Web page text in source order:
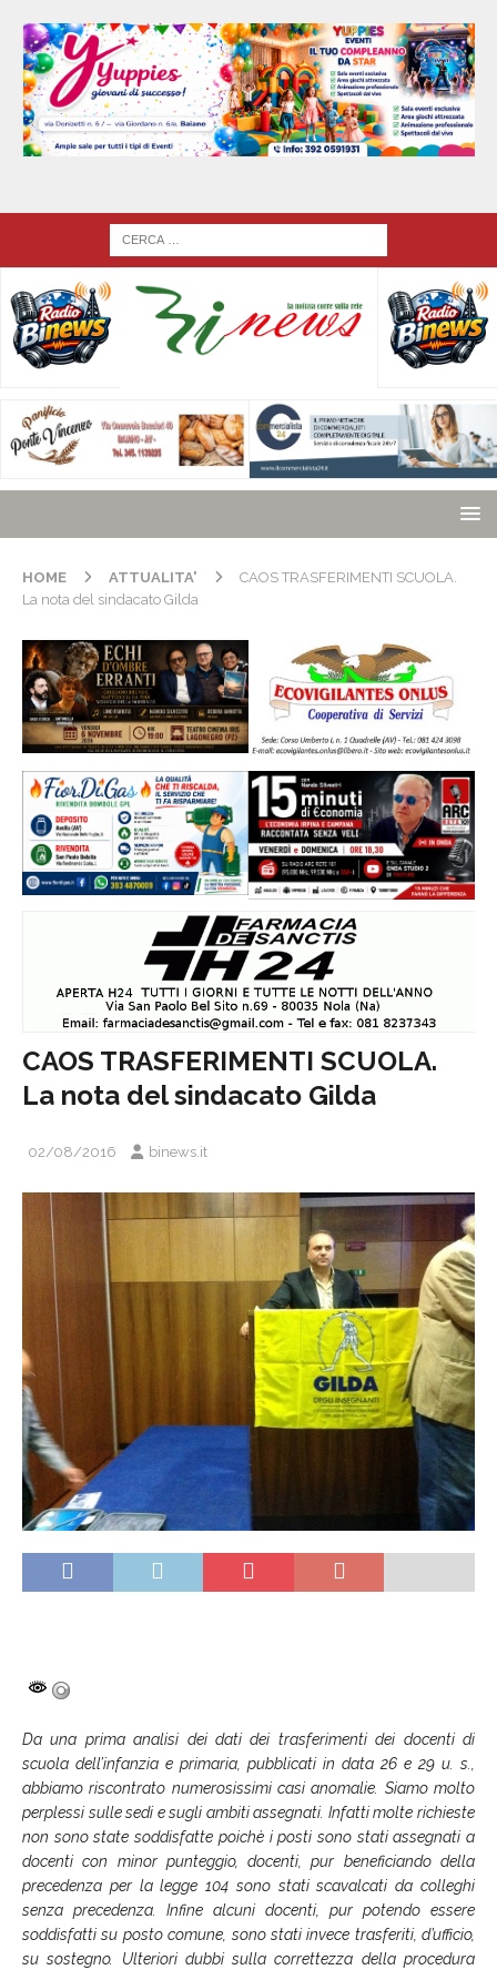
HOME ATTUALITA'
CAOS TRASFERIMENTI SCUOLA.
La nota del sindacato Gilda
CAOS TRASFERIMENTI SCUOLA.
La nota del sindacato Gilda
02/08/2016 binews.it
Da una prima analisi dei dati dei trasferimenti dei docenti di
scuola dell’infanzia e primaria, pubblicati in data 26 e 29 u. s.,
abbiamo riscontrato numerosissimi casi anomalie. Siamo molto
perplessi sulle sedi e sugli ambiti assegnati. Infatti molte richieste
non sono state soddisfatte poichè i posti sono stati assegnati a
docenti con minor punteggio, docenti, pur beneficiando della
precedenza per la legge 104 sono stati scavalcati da colleghi
senza precedenza. Infine alcuni docenti, pur potendo essere
soddisfatti su posto comune, sono stati invece trasferiti, d’ufficio,
su sostegno. Ulteriori dubbi sulla correttezza della procedura